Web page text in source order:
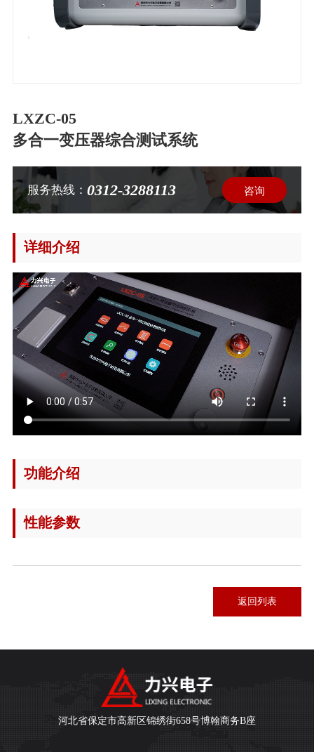
LXZC-05
多合一变压器综合测试系统
服务热线： 0312-3288113 咨询
详细介绍
功能介绍
性能参数
返回列表
河北省保定市高新区锦绣街658号博翰商务B座